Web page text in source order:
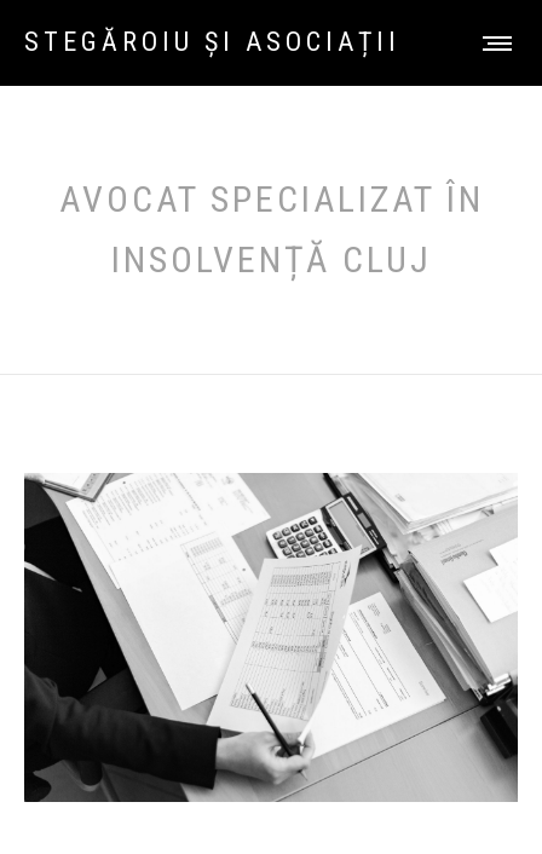
STEGĂROIU ȘI ASOCIAȚII
AVOCAT SPECIALIZAT ÎN
INSOLVENȚĂ CLUJ